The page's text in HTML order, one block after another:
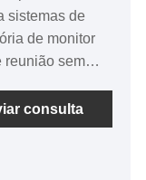
sistemas de
de monitor
reunião sem
reunião sem
multifuncional
agenda de
consulta